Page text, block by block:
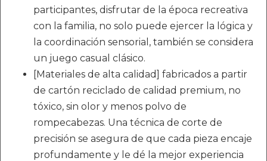
participantes, disfrutar de la época recreativa
con la familia, no solo puede ejercer la lógica y
la coordinación sensorial, también se considera
un juego casual clásico.
[Materiales de alta calidad] fabricados a partir
de cartón reciclado de calidad premium, no
tóxico, sin olor y menos polvo de
rompecabezas. Una técnica de corte de
precisión se asegura de que cada pieza encaje
profundamente y le dé la mejor experiencia